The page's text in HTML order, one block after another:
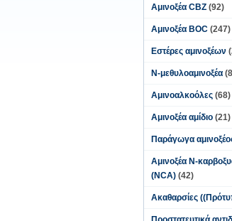
Αμινοξέα CBZ (92)
Αμινοξέα BOC (247)
Εστέρες αμινοξέων
Ν-μεθυλοαμινοξέα
Αμινοαλκοόλες (68)
Αμινοξέα αμίδιο (21)
Παράγωγα
Αμινοξέα N-
(NCA) (42)
Ακαθαρσίες